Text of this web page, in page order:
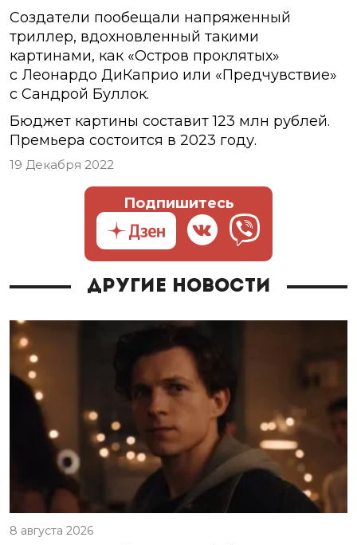
Создатели пообещали напряженный
триллер, вдохновленный такими
картинами, как «Остров проклятых»
с Леонардо ДиКаприо или «Предчувствие»
с Сандрой Буллок.
Бюджет картины составит 123 млн рублей.
Премьера состоится в 2023 году.
19 Декабря 2022
Подпишитесь
Другие новости
8 августа 2026